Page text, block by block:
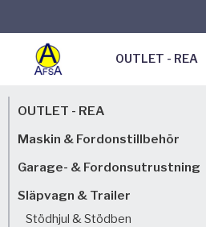
OUTLET - REA
OUTLET - REA
Maskin & Fordonstillbehör
Garage- & Fordonsutrustning
Släpvagn & Trailer
Stödhjul & Stödben